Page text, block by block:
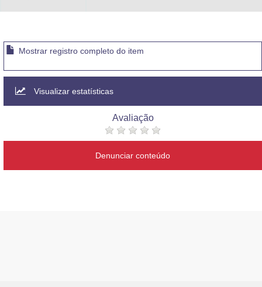
Mostrar registro completo do item
Visualizar estatísticas
Avaliação
Denunciar conteúdo